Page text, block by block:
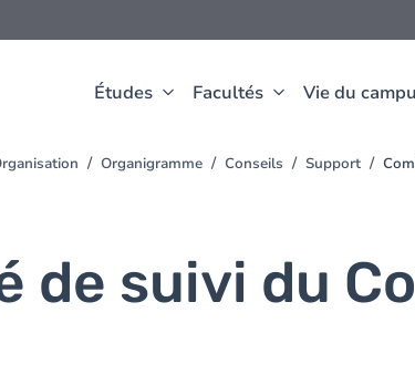
Études Facultés Vie du
Organigramme Conseils Support
de suivi du